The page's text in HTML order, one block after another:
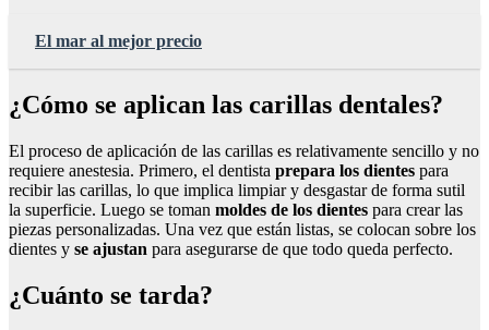
El mar al mejor precio
¿Cómo se aplican las carillas dentales?
El proceso de aplicación de las carillas es relativamente sencillo y no
requiere anestesia. Primero, el dentista prepara los dientes para
recibir las carillas, lo que implica limpiar y desgastar de forma sutil
la superficie. Luego se toman moldes de los dientes para crear las
piezas personalizadas. Una vez que están listas, se colocan sobre los
dientes y se ajustan para asegurarse de que todo queda perfecto.
¿Cuánto se tarda?